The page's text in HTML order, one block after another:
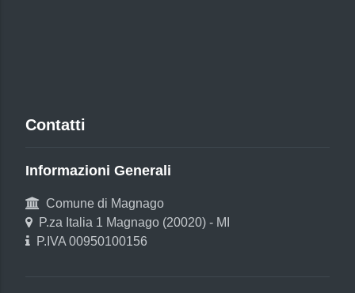
Contatti
Informazioni Generali
Comune di Magnago
P.za Italia 1 Magnago (20020) - MI
P.IVA 00950100156